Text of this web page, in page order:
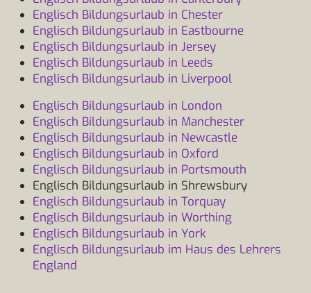
Englisch Bildungsurlaub in Chester
Englisch Bildungsurlaub in Eastbourne
Englisch Bildungsurlaub in Jersey
Englisch Bildungsurlaub in Leeds
Englisch Bildungsurlaub in Liverpool
Englisch Bildungsurlaub in London
Englisch Bildungsurlaub in Manchester
Englisch Bildungsurlaub in Newcastle
Englisch Bildungsurlaub in Oxford
Englisch Bildungsurlaub in Portsmouth
Englisch Bildungsurlaub in Shrewsbury
Englisch Bildungsurlaub in Torquay
Englisch Bildungsurlaub in Worthing
Englisch Bildungsurlaub in York
Englisch Bildungsurlaub im Haus des Lehrers
England